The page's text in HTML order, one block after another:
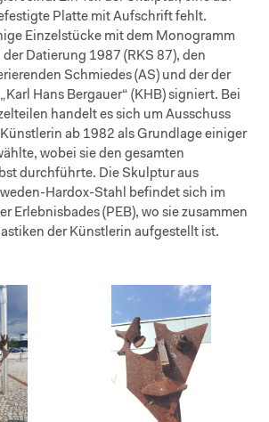
Platte mit Aufschrift fehlt.
Einzelstücke mit dem Monogramm
Datierung 1987 (RKS 87), den
Schmiedes (AS) und der der
Hans Bergauer“ (KHB) signiert. Bei
handelt es sich um Ausschuss
ab 1982 als Grundlage einiger
wobei sie den gesamten
durchführte. Die Skulptur aus
Hardox-Stahl befindet sich im
Erlebnisbades (PEB), wo sie zusammen
der Künstlerin aufgestellt ist.